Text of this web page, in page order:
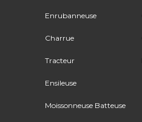
Enrubanneuse
Charrue
Tracteur
Ensileuse
Moissonneuse Batteuse